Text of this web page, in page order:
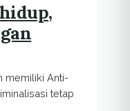
memiliki Anti-
tetap